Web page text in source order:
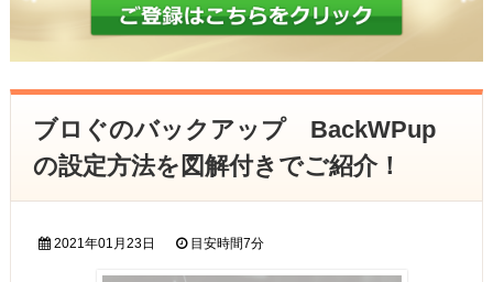
ブロぐのバックアップ BackWPup
の設定方法を図解付きでご紹介！
2021年01月23日 目安時間7分